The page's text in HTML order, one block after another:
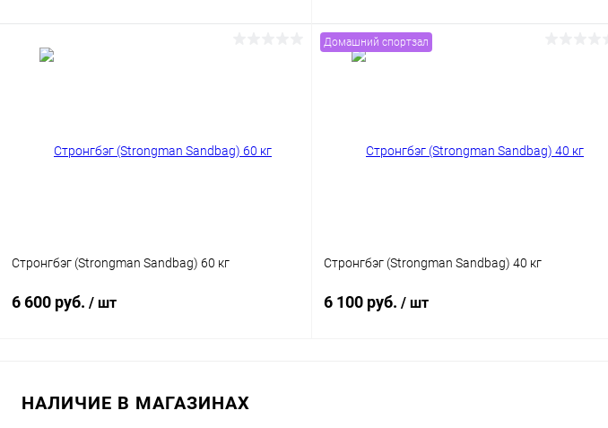
Стронгбэг (Strongman Sandbag) 60 кг
6 600 руб. / шт
Домашний спортзал
Стронгбэг (Strongman Sandbag) 40 кг
6 100 руб. / шт
НАЛИЧИЕ В МАГАЗИНАХ